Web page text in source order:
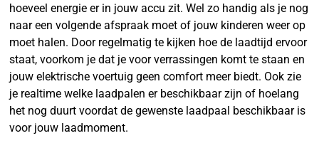
hoeveel energie er in jouw accu zit. Wel zo handig als je nog
naar een volgende afspraak moet of jouw kinderen weer op
moet halen. Door regelmatig te kijken hoe de laadtijd ervoor
staat, voorkom je dat je voor verrassingen komt te staan en
jouw elektrische voertuig geen comfort meer biedt. Ook zie
je realtime welke laadpalen er beschikbaar zijn of hoelang
het nog duurt voordat de gewenste laadpaal beschikbaar is
voor jouw laadmoment.